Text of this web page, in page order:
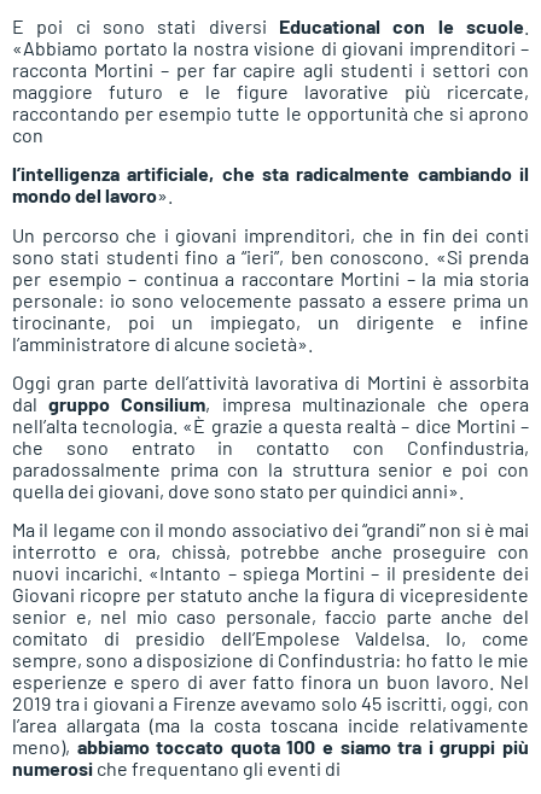
E poi ci sono stati diversi Educational con le scuole
«Abbiamo portato la nostra visione di giovani imprenditori –
racconta Mortini – per far capire agli studenti i settori con
maggiore futuro e le figure lavorative più ricercate,
raccontando per esempio tutte le opportunità che si aprono
con
l’intelligenza artificiale, che sta radicalmente cambiando il
mondo del lavoro».
Un percorso che i giovani imprenditori, che in fin dei conti
sono stati studenti fino a “ieri”, ben conoscono. «Si prenda
per esempio – continua a raccontare Mortini – la mia storia
personale: io sono velocemente passato a essere prima un
tirocinante, poi un impiegato, un dirigente e infine
l’amministratore di alcune società».
Oggi gran parte dell’attività lavorativa di Mortini è assorbita
dalgruppo Consilium, impresa multinazionale che opera
nell’alta tecnologia. «È grazie a questa realtà – dice Mortini –
che sono entrato in contatto con Confindustria,
paradossalmente prima con la struttura senior e poi con
quella dei giovani, dove sono stato per quindici anni».
Ma il legame con il mondo associativo dei “grandi” non si è mai
interrotto e ora, chissà, potrebbe anche proseguire con
nuovi incarichi. «Intanto – spiega Mortini – il presidente dei
Giovani ricopre per statuto anche la figura di vicepresidente
senior e, nel mio caso personale, faccio parte anche del
comitato di presidio dell’Empolese Valdelsa. Io, come
sempre, sono a disposizione di Confindustria: ho fatto le mie
esperienze e spero di aver fatto finora un buon lavoro. Nel
2019 tra i giovani a Firenze avevamo solo 45 iscritti, oggi, con
l’area allargata (ma la costa toscana incide relativamente
meno), abbiamo toccato quota 100 e siamo tra i gruppi più
numerosi che frequentano gli eventi di